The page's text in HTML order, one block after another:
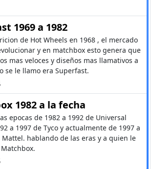
1969 a 1982
de Hot Wheels en 1968 , el mercado
y en matchbox esto genera que
mas veloces y diseños mas llamativos a
se le llamo era Superfast.
1982 a la fecha
epocas de 1982 a 1992 de Universal
a 1997 de Tyco y actualmente de 1997 a
Mattel. hablando de las eras y a quien le